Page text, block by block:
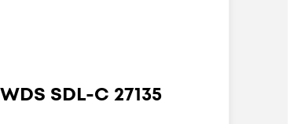
SDL-C 27135